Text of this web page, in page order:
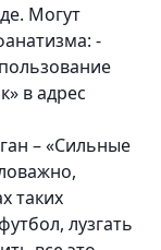
Могут
: -
в адрес
–«Сильные
таких
лузгать